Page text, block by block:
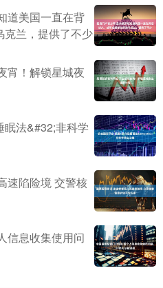
道美国一直在背
克兰，提供了不少
宵！解锁星城夜
法&#32;非科学
速陷险境 交警核
信息收集使用问